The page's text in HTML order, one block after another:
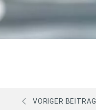
VORIGER BEITRAG